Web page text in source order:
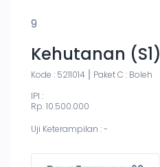
9
Kehutanan (S1)
Kode : 5211014
Paket C : Boleh
IPI :
Rp. 10.500.000
Uji Keterampilan : -